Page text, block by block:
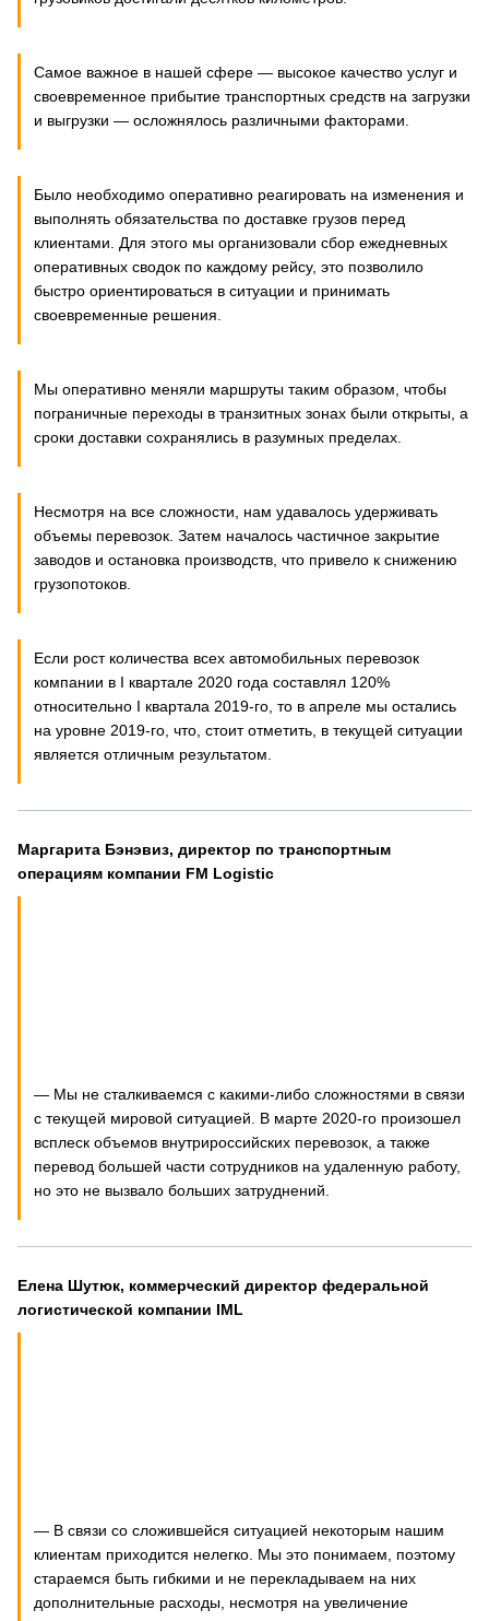
Самое важное в нашей сфере — высокое качество услуг и
своевременное прибытие транспортных средств на загрузки
и выгрузки — осложнялось различными факторами.
Было необходимо оперативно реагировать на изменения и
выполнять обязательства по доставке грузов перед
клиентами. Для этого мы организовали сбор ежедневных
оперативных сводок по каждому рейсу, это позволило
быстро ориентироваться в ситуации и принимать
своевременные решения.
Мы оперативно меняли маршруты таким образом, чтобы
пограничные переходы в транзитных зонах были открыты, а
сроки доставки сохранялись в разумных пределах.
Несмотря на все сложности, нам удавалось удерживать
объемы перевозок. Затем началось частичное закрытие
заводов и остановка производств, что привело к снижению
грузопотоков.
Если рост количества всех автомобильных перевозок
компании в I квартале 2020 года составлял 120%
относительно I квартала 2019-го, то в апреле мы остались
на уровне 2019-го, что, стоит отметить, в текущей ситуации
является отличным результатом.
Маргарита Бэнэвиз, директор по транспортным
операциям компании FM Logistic
— Мы не сталкиваемся с какими-либо сложностями в связи
с текущей мировой ситуацией. В марте 2020-го произошел
всплеск объемов внутрироссийских перевозок, а также
перевод большей части сотрудников на удаленную работу,
но это не вызвало больших затруднений.
Елена Шутюк, коммерческий директор федеральной
логистической компании IML
— В связи со сложившейся ситуацией некоторым нашим
клиентам приходится нелегко. Мы это понимаем, поэтому
стараемся быть гибкими и не перекладываем на них
дополнительные расходы, несмотря на увеличение